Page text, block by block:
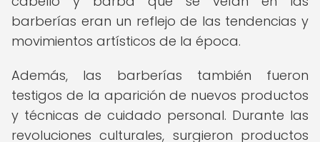
barberías eran un reflejo de las tendencias y
movimientos artísticos de la época.
Además, las barberías también fueron
testigos de la aparición de nuevos productos
y técnicas de cuidado personal. Durante las
revoluciones culturales, surgieron productos